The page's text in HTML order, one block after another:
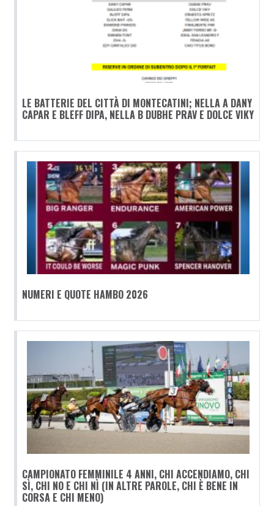
LE BATTERIE DEL CITTÀ DI MONTECATINI; NELLA A DANY
CAPAR E BLEFF DIPA, NELLA B DUBHE PRAV E DOLCE VIKY
NUMERI E QUOTE HAMBO 2026
CAMPIONATO FEMMINILE 4 ANNI, CHI ACCENDIAMO, CHI
SÌ, CHI NO E CHI NÌ (IN ALTRE PAROLE, CHI È BENE IN
CORSA E CHI MENO)